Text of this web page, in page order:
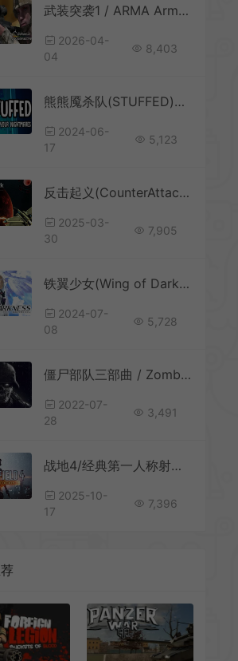
武装突袭1 / ARMA Armed Assault 第一人称战术军事射击游戏
2026-04-
04
8,403
熊熊魇杀队(STUFFED)简中|PC|FPS|第一人称恐怖射击游戏
2024-06-
17
5,123
反击起义(CounterAttack: Uprising)横向卷轴太空射击游戏|下载
2025-03-
30
7,905
铁翼少女(Wing of Darkness)简中|PC|STG|空战动作射击游戏
2024-07-
08
5,728
僵尸部队三部曲 / Zombie Army Trilogy 恐怖僵尸射击游戏
2022-07-
28
3,491
战地4/经典第一人称射击游戏 Battlefield 4 下载
2025-10-
17
7,396